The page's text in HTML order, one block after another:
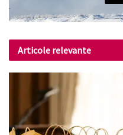
Articole relevante